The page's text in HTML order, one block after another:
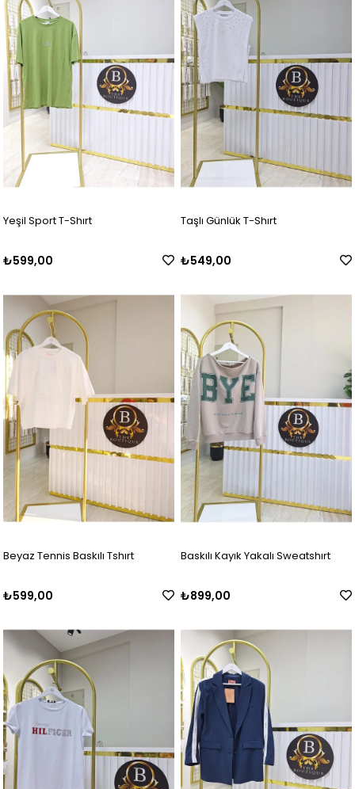
Yeşil Sport T-Shırt
₺599,00
Taşlı Günlük T-Shırt
₺549,00
Beyaz Tennis Baskılı Tshırt
₺599,00
Baskılı Kayık Yakalı Sweatshırt
₺899,00